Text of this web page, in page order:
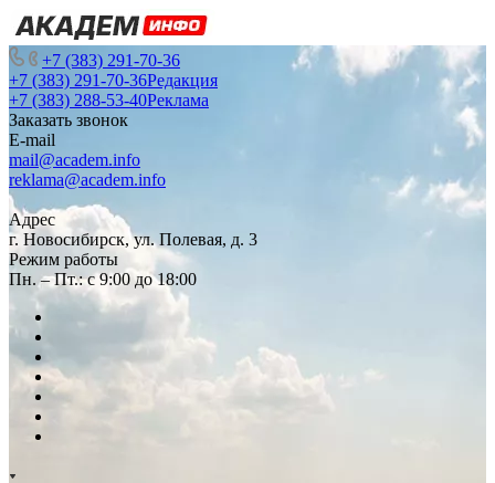
+7 (383) 291-70-36
+7 (383) 291-70-36Редакция
+7 (383) 288-53-40Реклама
Заказать звонок
E-mail
mail@academ.info
reklama@academ.info
Адрес
г. Новосибирск, ул. Полевая, д. 3
Режим работы
Пн. – Пт.: с 9:00 до 18:00